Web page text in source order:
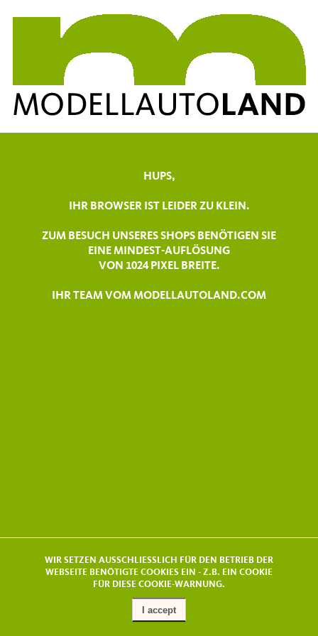
HUPS,
IHR BROWSER IST LEIDER ZU KLEIN.
ZUM BESUCH UNSERES SHOPS BENÖTIGEN SIE
EINE MINDEST-AUFLÖSUNG
VON 1024 PIXEL BREITE.
IHR TEAM VOM MODELLAUTOLAND.COM
WIR SETZEN AUSSCHLIESSLICH FÜR DEN BETRIEB DER
WEBSEITE BENÖTIGTE COOKIES EIN - Z.B. EIN COOKIE
FÜR DIESE COOKIE-WARNUNG.
I accept